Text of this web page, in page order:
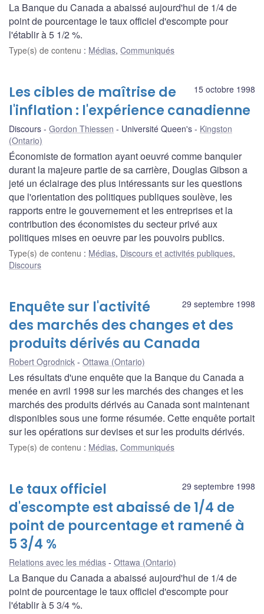
La Banque du Canada a abaissé aujourd'hui de 1/4 de
point de pourcentage le taux officiel d'escompte pour
l'établir à 5 1/2 %.
Type(s) de contenu : Médias, Communiqués
15 octobre 1998
Les cibles de maîtrise de
l'inflation : l'expérience canadienne
Discours Gordon Thiessen Université Queen's
Kingston
(Ontario)
Économiste de formation ayant oeuvré comme banquier
durant la majeure partie de sa carrière, Douglas Gibson a
jeté un éclairage des plus intéressants sur les questions
que l'orientation des politiques publiques soulève, les
rapports entre le gouvernement et les entreprises et la
contribution des économistes du secteur privé aux
politiques mises en oeuvre par les pouvoirs publics.
Type(s) de contenu : Médias, Discours et activités publiques,
Discours
29 septembre 1998
Enquête sur l'activité
des marchés des changes et des
produits dérivés au Canada
Robert Ogrodnick Ottawa (Ontario)
Les résultats d'une enquête que la Banque du Canada a
menée en avril 1998 sur les marchés des changes et les
marchés des produits dérivés au Canada sont maintenant
disponibles sous une forme résumée. Cette enquête portait
sur les opérations sur devises et sur les produits dérivés.
Type(s) de contenu : Médias, Communiqués
29 septembre 1998
Le taux officiel
d'escompte est abaissé de 1/4 de
point de pourcentage et ramené à
5 3/4 %
Relations avec les médias Ottawa (Ontario)
La Banque du Canada a abaissé aujourd'hui de 1/4 de
point de pourcentage le taux officiel d'escompte pour
l'établir à 5 3/4 %.